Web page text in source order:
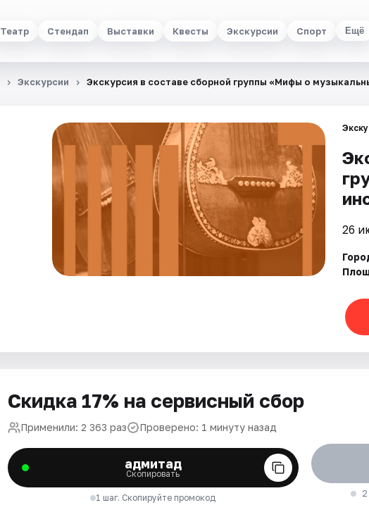
Театр Стендап Выставки Квесты Экскурсии Спорт Ещё
Экскурсии Экскурсия в составе сборной группы «Мифы о
26
Скидка 17% на сервисный сбор
Применили: 2 363 раз Проверено: 1 минуту назад
адмитад
Скопировать
1 шаг. Скопируйте промокод